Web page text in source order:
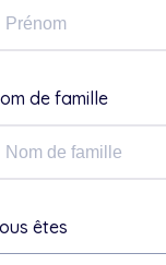
de famille
êtes